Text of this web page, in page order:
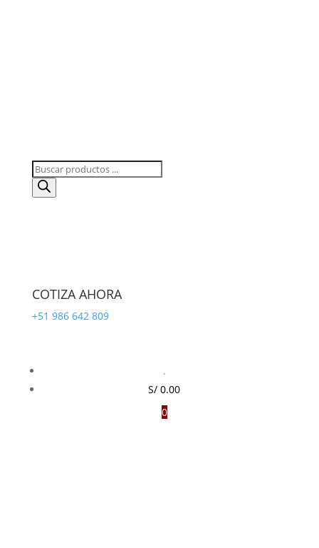
Búsqueda
de
productos
COTIZA AHORA
+51 986 642 809
.
S/ 0.00
0